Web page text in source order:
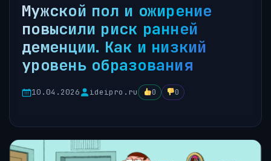
Мужской пол и ожирение
повысили риск ранней
деменции. Как и низкий
уровень образования
10.04.2026 ideipro.ru 0 0